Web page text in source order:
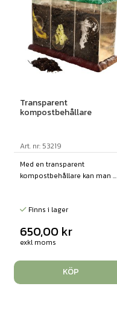
Transparent
kompostbehållare
Art. nr: 53219
Med en transparent
kompostbehållare kan man ...
Finns i lager
650,00 kr
exkl moms
KÖP